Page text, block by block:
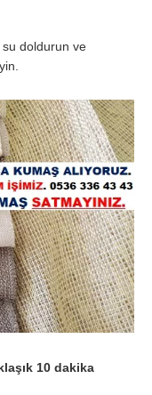
su doldurun ve
10 dakika